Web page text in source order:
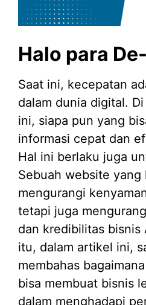
Halo para
Saat ini, kecepatan
dalam dunia digital.
ini, siapa pun yang
informasi cepat dan
Hal ini berlaku juga
Sebuah website yang
mengurangi
tetapi juga
dan kredibilitas bisnis
itu, dalam artikel ini,
membahas
bisa membuat bisnis
dalam menghadapi